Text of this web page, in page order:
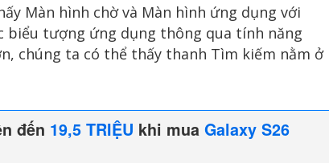
Màn hình chờ và Màn hình ứng dụng với
biểu tượng ứng dụng thông qua tính năng
chúng ta có thể thấy thanh Tìm kiếm nằm ở
đến 19,5 TRIỆU khi mua Galaxy S26